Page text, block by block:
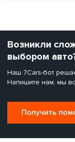
Возникли
выбором
Наш 7Cars-бот
Напишите нам, мы
Получить